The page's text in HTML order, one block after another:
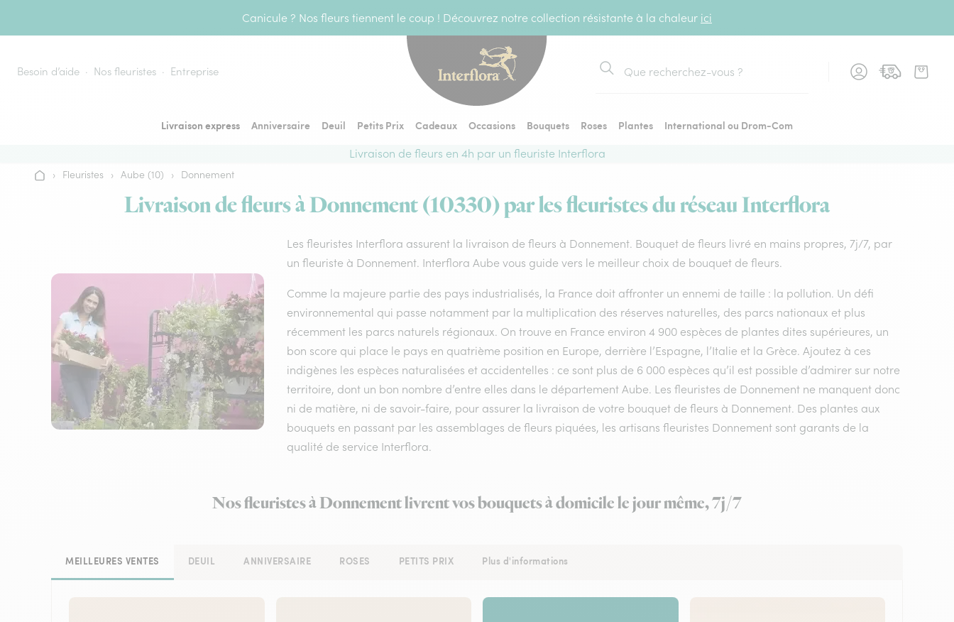
Canicule ? Nos fleurs tiennent le coup ! Découvrez notre collection résistante à la chaleur ici
Besoin d’aide Nos fleuristes Entreprise
Rechercher
Livraison express Anniversaire Deuil Petits Prix Cadeaux Occasions Bouquets Roses Plantes
International ou Drom-Com
Livraison de fleurs en 4h par un fleuriste Interflora
Accueil
› Fleuristes › Aube (10) › Donnement
Livraison de fleurs à Donnement (10330) par les fleuristes du réseau Interflora
Les fleuristes Interflora assurent la livraison de fleurs à Donnement. Bouquet de fleurs livré en mains propres, 7j/7, par
un fleuriste à Donnement. Interflora Aube vous guide vers le meilleur choix de bouquet de fleurs.
Comme la majeure partie des pays industrialisés, la France doit affronter un ennemi de taille : la pollution. Un défi
environnemental qui passe notamment par la multiplication des réserves naturelles, des parcs nationaux et plus
récemment les parcs naturels régionaux. On trouve en France environ 4 900 espèces de plantes dites supérieures, un
bon score qui place le pays en quatrième position en Europe, derrière l’Espagne, l’Italie et la Grèce. Ajoutez à ces
indigènes les espèces naturalisées et accidentelles : ce sont plus de 6 000 espèces qu’il est possible d’admirer sur notre
territoire, dont un bon nombre d’entre elles dans le département Aube. Les fleuristes de Donnement ne manquent donc
ni de matière, ni de savoir-faire, pour assurer la livraison de votre bouquet de fleurs à Donnement. Des plantes aux
bouquets en passant par les assemblages de fleurs piquées, les artisans fleuristes Donnement sont garants de la
qualité de service Interflora.
Nos fleuristes à Donnement livrent vos bouquets à domicile le jour même, 7j/7
MEILLEURES VENTES DEUIL ANNIVERSAIRE ROSES PETITS PRIX Plus d'informations